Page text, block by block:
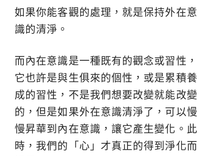
如果你能客觀的處理，就是保持外在意
識的清淨。
而內在意識是一種既有的觀念或習性，
它也許是與生俱來的個性，或是累積養
成的習性，不是我們想要改變就能改變
的，但是如果外在意識清淨了，可以慢
慢昇華到內在意識，讓它產生變化。此
時，我們的「心」才真正的得到淨化而